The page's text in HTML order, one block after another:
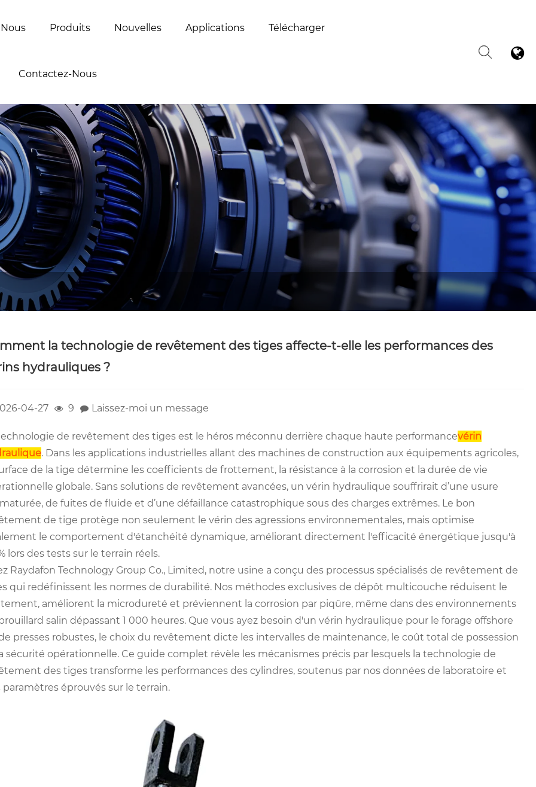
Produits Nouvelles Applications Télécharger
Contactez-Nous
la technologie de revêtement des tiges affecte-t-elle les performances des
hydrauliques ?
04-27 9 Laissez-moi un message
de revêtement des tiges est le héros méconnu derrière chaque haute performancevérin
. Dans les applications industrielles allant des machines de construction aux équipements agricoles,
de la tige détermine les coefficients de frottement, la résistance à la corrosion et la durée de vie
globale. Sans solutions de revêtement avancées, un vérin hydraulique souffrirait d’une usure
de fuites de fluide et d’une défaillance catastrophique sous des charges extrêmes. Le bon
de tige protège non seulement le vérin des agressions environnementales, mais optimise
le comportement d'étanchéité dynamique, améliorant directement l'efficacité énergétique jusqu'à
lors des tests sur le terrain réels.
Raydafon Technology Group Co., Limited, notre usine a conçu des processus spécialisés de revêtement de
qui redéfinissent les normes de durabilité. Nos méthodes exclusives de dépôt multicouche réduisent le
améliorent la microdureté et préviennent la corrosion par piqûre, même dans des environnements
salin dépassant 1 000 heures. Que vous ayez besoin d'un vérin hydraulique pour le forage offshore
presses robustes, le choix du revêtement dicte les intervalles de maintenance, le coût total de possession
sécurité opérationnelle. Ce guide complet révèle les mécanismes précis par lesquels la technologie de
des tiges transforme les performances des cylindres, soutenus par nos données de laboratoire et
paramètres éprouvés sur le terrain.